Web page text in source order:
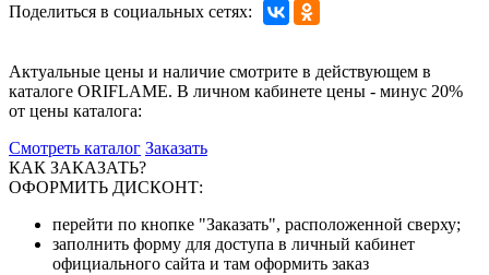
Поделиться в социальных сетях:
Актуальные цены и наличие смотрите в действующем в
каталоге ORIFLAME. В личном кабинете цены - минус 20%
от цены каталога:
Смотреть каталог Заказать
КАК ЗАКАЗАТЬ?
ОФОРМИТЬ ДИСКОНТ:
перейти по кнопке "Заказать", расположенной сверху;
заполнить форму для доступа в личный кабинет
официального сайта и там оформить заказ